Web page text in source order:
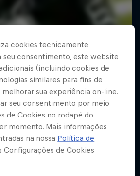
cookies tecnicamente
seu consentimento, este website
(incluindo cookies de
similares para fins de
sua experiência on-line.
seu consentimento por meio
de Cookies no rodapé do
momento. Mais informações
na nossa Política de
Configurações de Cookies